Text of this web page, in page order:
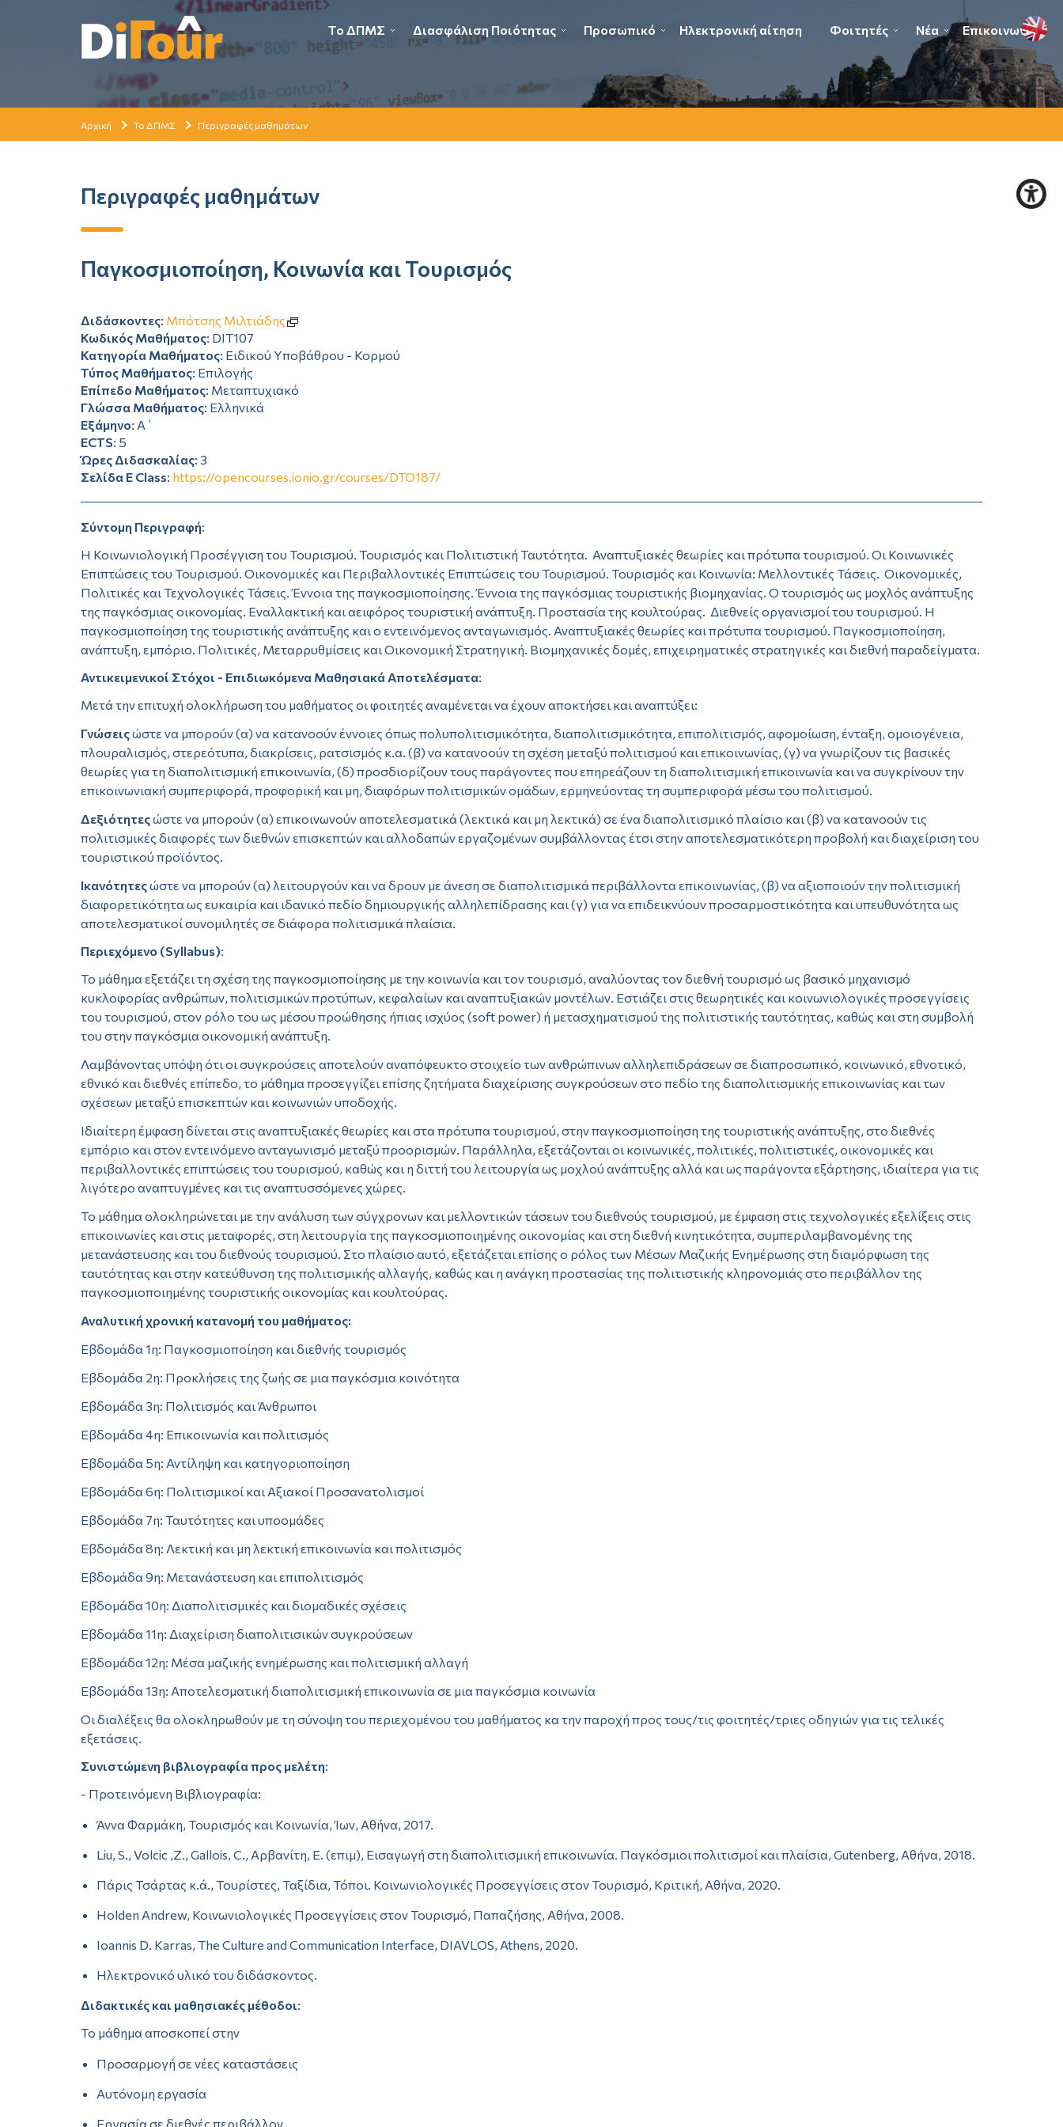
Το ΔΠΜΣ Διασφάλιση Ποιότητας Προσωπικό Ηλεκτρονική αίτηση Φοιτητές Νέα Επικοινωνία
Αρχική Το ΔΠΜΣ Περιγραφές μαθημάτων
Περιγραφές μαθημάτων
Παγκοσμιοποίηση, Κοινωνία και Τουρισμός
Διδάσκοντες: Μπότσης Μιλτιάδης
Κωδικός Μαθήματος: DIT107
Κατηγορία Μαθήματος: Ειδικού Υποβάθρου - Κορμού
Τύπος Μαθήματος: Επιλογής
Επίπεδο Μαθήματος: Μεταπτυχιακό
Γλώσσα Μαθήματος: Ελληνικά
Εξάμηνο: Α΄
ECTS: 5
Ώρες Διδασκαλίας: 3
Σελίδα E Class: https://opencourses.ionio.gr/courses/DTO187/
Σύντομη Περιγραφή:
Η Κοινωνιολογική Προσέγγιση του Τουρισμού. Τουρισμός και Πολιτιστική Ταυτότητα. Αναπτυξιακές θεωρίες και πρότυπα τουρισμού. Οι Κοινωνικές
Επιπτώσεις του Τουρισμού. Οικονομικές και Περιβαλλοντικές Επιπτώσεις του Τουρισμού. Τουρισμός και Κοινωνία: Μελλοντικές Τάσεις. Οικονομικές,
Πολιτικές και Τεχνολογικές Τάσεις. Έννοια της παγκοσμιοποίησης. Έννοια της παγκόσμιας τουριστικής βιομηχανίας. Ο τουρισμός ως μοχλός ανάπτυξης
της παγκόσμιας οικονομίας. Εναλλακτική και αειφόρος τουριστική ανάπτυξη. Προστασία της κουλτούρας. Διεθνείς οργανισμοί του τουρισμού. Η
παγκοσμιοποίηση της τουριστικής ανάπτυξης και ο εντεινόμενος ανταγωνισμός. Αναπτυξιακές θεωρίες και πρότυπα τουρισμού. Παγκοσμιοποίηση,
ανάπτυξη, εμπόριο. Πολιτικές, Μεταρρυθμίσεις και Οικονομική Στρατηγική. Βιομηχανικές δομές, επιχειρηματικές στρατηγικές και διεθνή παραδείγματα.
Αντικειμενικοί Στόχοι - Επιδιωκόμενα Μαθησιακά Αποτελέσματα:
Μετά την επιτυχή ολοκλήρωση του μαθήματος οι φοιτητές αναμένεται να έχουν αποκτήσει και αναπτύξει:
Γνώσειςώστε να μπορούν (α) να κατανοούν έννοιες όπως πολυπολιτισμικότητα, διαπολιτισμικότητα, επιπολιτισμός, αφομοίωση, ένταξη, ομοιογένεια,
πλουραλισμός, στερεότυπα, διακρίσεις, ρατσισμός κ.α. (β) να κατανοούν τη σχέση μεταξύ πολιτισμού και επικοινωνίας, (γ) να γνωρίζουν τις βασικές
θεωρίες για τη διαπολιτισμική επικοινωνία, (δ) προσδιορίζουν τους παράγοντες που επηρεάζουν τη διαπολιτισμική επικοινωνία και να συγκρίνουν την
επικοινωνιακή συμπεριφορά, προφορική και μη, διαφόρων πολιτισμικών ομάδων, ερμηνεύοντας τη συμπεριφορά μέσω του πολιτισμού.
Δεξιότητεςώστε να μπορούν (α) επικοινωνούν αποτελεσματικά (λεκτικά και μη λεκτικά) σε ένα διαπολιτισμικό πλαίσιο και (β) να κατανοούν τις
πολιτισμικές διαφορές των διεθνών επισκεπτών και αλλοδαπών εργαζομένων συμβάλλοντας έτσι στην αποτελεσματικότερη προβολή και διαχείριση του
τουριστικού προϊόντος.
Ικανότητεςώστε να μπορούν (α) λειτουργούν και να δρουν με άνεση σε διαπολιτισμικά περιβάλλοντα επικοινωνίας, (β) να αξιοποιούν την πολιτισμική
διαφορετικότητα ως ευκαιρία και ιδανικό πεδίο δημιουργικής αλληλεπίδρασης και (γ) για να επιδεικνύουν προσαρμοστικότητα και υπευθυνότητα ως
αποτελεσματικοί συνομιλητές σε διάφορα πολιτισμικά πλαίσια.
Περιεχόμενο (Syllabus):
Το μάθημα εξετάζει τη σχέση της παγκοσμιοποίησης με την κοινωνία και τον τουρισμό, αναλύοντας τον διεθνή τουρισμό ως βασικό μηχανισμό
κυκλοφορίας ανθρώπων, πολιτισμικών προτύπων, κεφαλαίων και αναπτυξιακών μοντέλων. Εστιάζει στις θεωρητικές και κοινωνιολογικές προσεγγίσεις
του τουρισμού, στον ρόλο του ως μέσου προώθησης ήπιας ισχύος (soft power) ή μετασχηματισμού της πολιτιστικής ταυτότητας, καθώς και στη συμβολή
του στην παγκόσμια οικονομική ανάπτυξη.
Λαμβάνοντας υπόψη ότι οι συγκρούσεις αποτελούν αναπόφευκτο στοιχείο των ανθρώπινων αλληλεπιδράσεων σε διαπροσωπικό, κοινωνικό, εθνοτικό,
εθνικό και διεθνές επίπεδο, το μάθημα προσεγγίζει επίσης ζητήματα διαχείρισης συγκρούσεων στο πεδίο της διαπολιτισμικής επικοινωνίας και των
σχέσεων μεταξύ επισκεπτών και κοινωνιών υποδοχής.
Ιδιαίτερη έμφαση δίνεται στις αναπτυξιακές θεωρίες και στα πρότυπα τουρισμού, στην παγκοσμιοποίηση της τουριστικής ανάπτυξης, στο διεθνές
εμπόριο και στον εντεινόμενο ανταγωνισμό μεταξύ προορισμών. Παράλληλα, εξετάζονται οι κοινωνικές, πολιτικές, πολιτιστικές, οικονομικές και
περιβαλλοντικές επιπτώσεις του τουρισμού, καθώς και η διττή του λειτουργία ως μοχλού ανάπτυξης αλλά και ως παράγοντα εξάρτησης, ιδιαίτερα για τις
λιγότερο αναπτυγμένες και τις αναπτυσσόμενες χώρες.
Το μάθημα ολοκληρώνεται με την ανάλυση των σύγχρονων και μελλοντικών τάσεων του διεθνούς τουρισμού, με έμφαση στις τεχνολογικές εξελίξεις στις
επικοινωνίες και στις μεταφορές, στη λειτουργία της παγκοσμιοποιημένης οικονομίας και στη διεθνή κινητικότητα, συμπεριλαμβανομένης της
μετανάστευσης και του διεθνούς τουρισμού. Στο πλαίσιο αυτό, εξετάζεται επίσης ο ρόλος των Μέσων Μαζικής Ενημέρωσης στη διαμόρφωση της
ταυτότητας και στην κατεύθυνση της πολιτισμικής αλλαγής, καθώς και η ανάγκη προστασίας της πολιτιστικής κληρονομιάς στο περιβάλλον της
παγκοσμιοποιημένης τουριστικής οικονομίας και κουλτούρας.
Αναλυτική χρονική κατανομή του μαθήματος:
Εβδομάδα 1η: Παγκοσμιοποίηση και διεθνής τουρισμός
Εβδομάδα 2η: Προκλήσεις της ζωής σε μια παγκόσμια κοινότητα
Εβδομάδα 3η: Πολιτισμός και Άνθρωποι
Εβδομάδα 4η: Επικοινωνία και πολιτισμός
Εβδομάδα 5η: Αντίληψη και κατηγοριοποίηση
Εβδομάδα 6η: Πολιτισμικοί και Αξιακοί Προσανατολισμοί
Εβδομάδα 7η: Ταυτότητες και υποομάδες
Εβδομάδα 8η: Λεκτική και μη λεκτική επικοινωνία και πολιτισμός
Εβδομάδα 9η: Μετανάστευση και επιπολιτισμός
Εβδομάδα 10η: Διαπολιτισμικές και διομαδικές σχέσεις
Εβδομάδα 11η: Διαχείριση διαπολιτισικών συγκρούσεων
Εβδομάδα 12η: Μέσα μαζικής ενημέρωσης και πολιτισμική αλλαγή
Εβδομάδα 13η: Αποτελεσματική διαπολιτισμική επικοινωνία σε μια παγκόσμια κοινωνία
Οι διαλέξεις θα ολοκληρωθούν με τη σύνοψη του περιεχομένου του μαθήματος κα την παροχή προς τους/τις φοιτητές/τριες οδηγιών για τις τελικές
εξετάσεις.
Συνιστώμενη βιβλιογραφία προς μελέτη:
- Προτεινόμενη Βιβλιογραφία:
Άννα Φαρμάκη, Τουρισμός και Κοινωνία, Ίων, Αθήνα, 2017.
Liu, S., Volcic ,Ζ., Gallois, C., Αρβανίτη, Ε. (επιμ), Εισαγωγή στη διαπολιτισμική επικοινωνία. Παγκόσμιοι πολιτισμοί και πλαίσια, Gutenberg, Αθήνα, 2018.
Πάρις Τσάρτας κ.ά., Τουρίστες, Ταξίδια, Τόποι. Κοινωνιολογικές Προσεγγίσεις στον Τουρισμό, Κριτική, Αθήνα, 2020.
Holden Andrew, Κοινωνιολογικές Προσεγγίσεις στον Τουρισμό, Παπαζήσης, Αθήνα, 2008.
Ioannis D. Karras, The Culture and Communication Interface, DIAVLOS, Athens, 2020.
Ηλεκτρονικό υλικό του διδάσκοντος.
Διδακτικές και μαθησιακές μέθοδοι:
Το μάθημα αποσκοπεί στην
Προσαρμογή σε νέες καταστάσεις
Αυτόνομη εργασία
Εργασία σε διεθνές περιβάλλον